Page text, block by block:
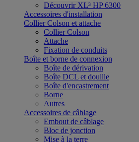
Découvrir XL³ HP 6300
Accessoires d'installation
Collier Colson et attache
Collier Colson
Attache
Fixation de conduits
Boîte et borne de connexion
Boîte de dérivation
Boîte DCL et douille
Boîte d'encastrement
Borne
Autres
Accessoires de câblage
Embout de câblage
Bloc de jonction
Mise à la terre